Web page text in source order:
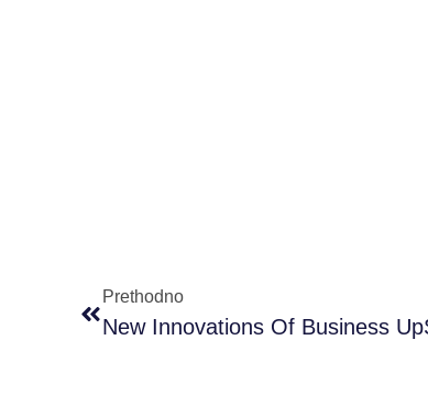
Prethodno
New Innovations Of Business